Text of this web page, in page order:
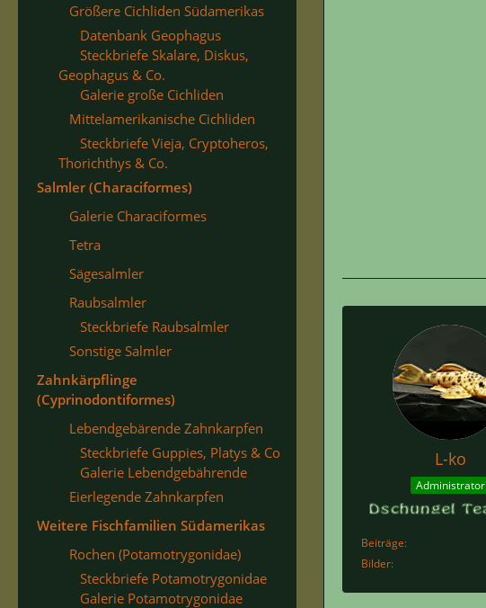
Größere Cichliden Südamerikas
Datenbank Geophagus
Steckbriefe Skalare, Diskus,
Geophagus & Co.
Galerie große Cichliden
Mittelamerikanische Cichliden
Steckbriefe Vieja, Cryptoheros,
Thorichthys & Co.
Salmler (Characiformes)
Galerie Characiformes
Tetra
Sägesalmler
Raubsalmler
Steckbriefe Raubsalmler
Sonstige Salmler
Zahnkärpflinge
(Cyprinodontiformes)
Lebendgebärende Zahnkarpfen
Steckbriefe Guppies, Platys & Co
Galerie Lebendgebährende
Eierlegende Zahnkarpfen
Weitere Fischfamilien Südamerikas
Rochen (Potamotrygonidae)
Steckbriefe Potamotrygonidae
Galerie Potamotrygonidae
L-ko
Administrator
Beiträge
Bilder